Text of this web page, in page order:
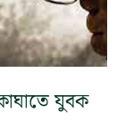
যুবক